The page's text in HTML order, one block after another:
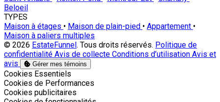
Beloeil
TYPES
Maison à étages • Maison de plain-pied • Appartement •
Maison à paliers multiples
© 2026 EstateFunnel. Tous droits réservés. Politique de
confidentialité Avis de collecte Conditions d’utilisation Avis et
avis
Gérer mes témoins
Activer
Cookies Essentiels
Activer
Cookies de Performances
Activer
Cookies publicitaires